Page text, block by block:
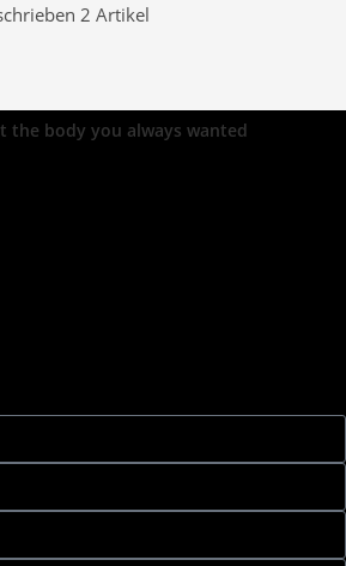
2 Artikel
the body you always wanted